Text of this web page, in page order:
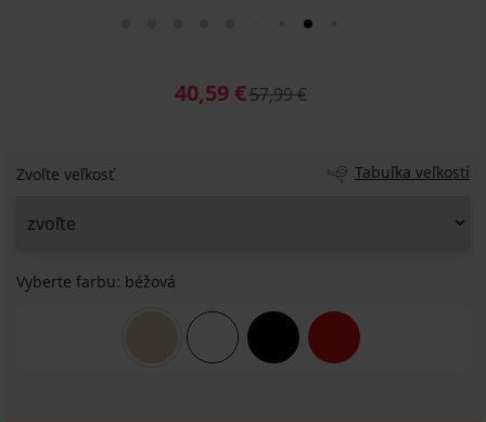
40,59 €57,99 €
Zvoľte veľkosť Tabuľka veľkostí
Vyberte farbu: béžová